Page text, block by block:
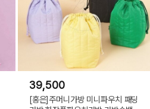
39,500
[홍은]주머니가방 미니파우치 패딩